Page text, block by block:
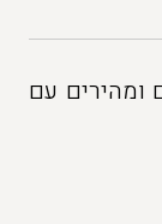
ומהירים עם